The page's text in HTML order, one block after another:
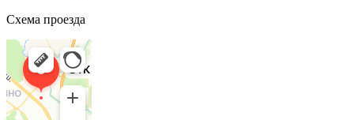
Схема проезда